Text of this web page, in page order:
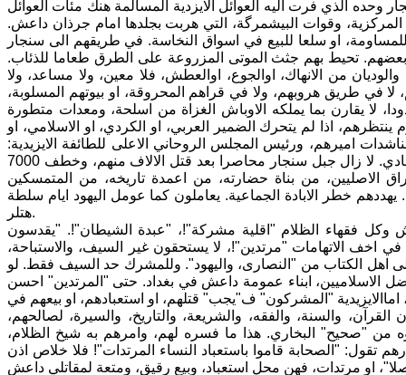
وحده الذي فرت اليه العوائل الايزدية المسالمة هنك مئات العوائل
المركزية، وقوات البيشمرگة، التي هربت بجلدها امام جرذان داعش.
او سلعا للبيع في اسواق النخاسة. في طريقهم الى سنجار
تحيط بهم جثث الموتى المزروعة على الطرق طعاما للذئاب.
من الانهاك، اوالجوع، اوالعطش، فلا معين، ولا مساعد، ولا
في طريق هروبهم، ولا في قراهم المحروقة، او بيوتهم المسلوبة،
لا يقارن بما يملكه الاوباش الغزاة من اسلحة، ومعدات متطورة
اذا لم يتحرك الضمير العربي، او الكردي، او الاسلامي، او
اميرهم، ورئيس المجلس الروحاني الاعلى للطائفة الايزيدية:
"تحسين علي سعيد" الخطية، وعبر الوفود، او الصحف، والفضائيات، فلا حياة لمن تنادي. لا زال جبل سنجار محاصرا بعد قتل الالاف منهم، وخطف 7000
من سكنة العراق الاصليين، من بناة حضارته، من اعمدة تاريخه، من المتمسكين
يهددهم خطر الابادة الجماعية. يعاملون كما عومل اليهود ايام سلطة
هتلر.
فقهاء الظلام "اقلية مشركة"!، "عبدة الشيطان"!. "يقدسون
الاتهامات "مرتدين"!، لا يستحقون غير السيف، والاستباحة،
اهل الكتاب من "النصارى، واليهود". وللمشرك حد السيف فقط. لو
الاسلاميين، ابناء عمومة داعش في بغداد. حتى "المرتدين" احسن
اماالايزيدية "المشركون" ف"يجب" قتلهم، او استعبادهم، او بيعهم في
والسنة، والفقه، والشريعة، والتاريخ، والسيرة، لصالحهم،
من "صحيح" البخاري. هذا ما فسره لهم، وامرهم به شيخ الظلام،
تقول: "الصحابة قاموا باستعباد النساء المرتدات"! فلا خلاص اذن